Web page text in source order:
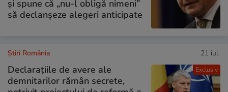
și spune că „nu-l obligă nimeni”
să declanșeze alegeri anticipate
Exclusiv
Știri România 21 iul.
Declarațiile de avere ale
demnitarilor rămân secrete,